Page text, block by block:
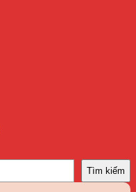
Tìm kiếm